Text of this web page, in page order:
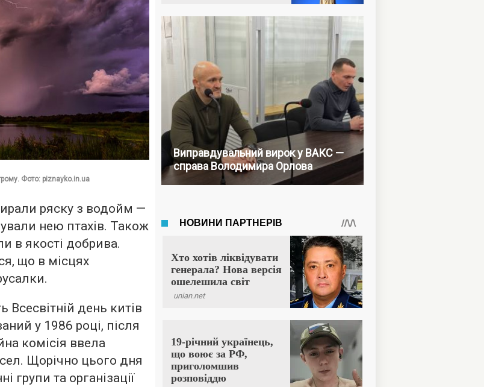
Фото: piznayko.in.ua
ряску з водойм —
нею птахів. Також
в якості добрива.
що в місцях
Всесвітній день китів
у 1986 році, після
комісія ввела
Щорічно цього дня
групи та організації
Виправдувальний вирок у ВАКС —
справа Володимира Орлова